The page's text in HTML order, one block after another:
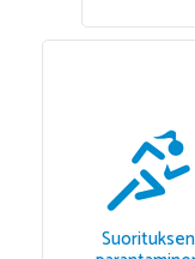
Suorituksen